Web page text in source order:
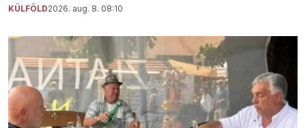
KÜLFÖLD2026. aug. 8. 08:10